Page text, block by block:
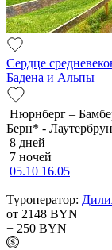
Сердце
Бадена и Альпы
Нюрнберг –
Берн* -
8 дней
7 ночей
05.10 16.05
Туроператор:
от 2148 BYN
+ 250 BYN